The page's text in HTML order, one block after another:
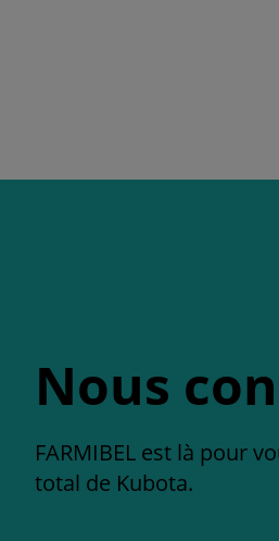
Nous
FARMIBEL est là pour
total de Kubota.